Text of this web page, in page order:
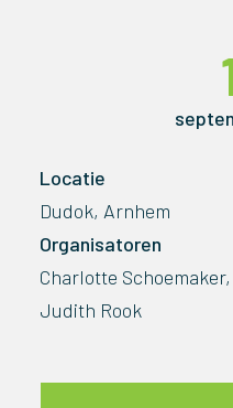
Locatie
Dudok, Arnhem
Organisatoren
Charlotte
Judith Rook